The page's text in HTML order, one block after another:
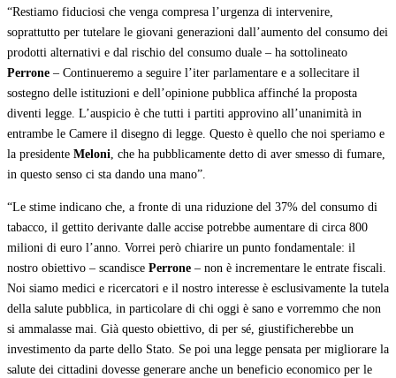
“Restiamo fiduciosi che venga compresa l’urgenza di intervenire,
soprattutto per tutelare le giovani generazioni dall’aumento del consumo dei
prodotti alternativi e dal rischio del consumo duale – ha sottolineato
Perrone – Continueremo a seguire l’iter parlamentare e a sollecitare il
sostegno delle istituzioni e dell’opinione pubblica affinché la proposta
diventi legge. L’auspicio è che tutti i partiti approvino all’unanimità in
entrambe le Camere il disegno di legge. Questo è quello che noi speriamo e
la presidente Meloni, che ha pubblicamente detto di aver smesso di fumare,
in questo senso ci sta dando una mano”.
“Le stime indicano che, a fronte di una riduzione del 37% del consumo di
tabacco, il gettito derivante dalle accise potrebbe aumentare di circa 800
milioni di euro l’anno. Vorrei però chiarire un punto fondamentale: il
nostro obiettivo – scandisce Perrone – non è incrementare le entrate fiscali.
Noi siamo medici e ricercatori e il nostro interesse è esclusivamente la tutela
della salute pubblica, in particolare di chi oggi è sano e vorremmo che non
si ammalasse mai. Già questo obiettivo, di per sé, giustificherebbe un
investimento da parte dello Stato. Se poi una legge pensata per migliorare la
salute dei cittadini dovesse generare anche un beneficio economico per le